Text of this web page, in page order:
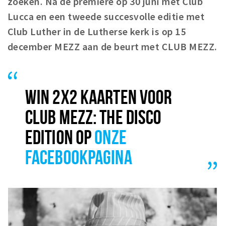
Parkeren
Uitjes & activiteiten
Toeristische routes
Natuurgebieden
Baroniepoorten
Sport
Privacy
Inloggen
Lucca en een tweede succesvolle editie met
Club Luther in de Lutherse kerk is op 15
december MEZZ aan de beurt met CLUB MEZZ.
WIN 2X2 KAARTEN VOOR
CLUB MEZZ: THE DISCO
EDITION OPONZE
FACEBOOKPAGINA